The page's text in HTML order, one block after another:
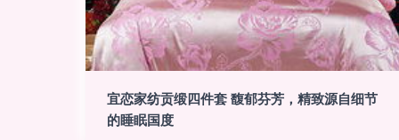
宜恋家纺贡缎四件套 馥郁芬芳，精致源自细节
的睡眠国度